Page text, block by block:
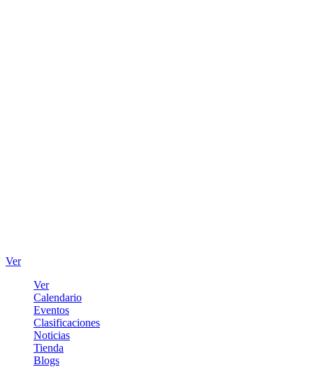
Ver
Ver
Calendario
Eventos
Clasificaciones
Noticias
Tienda
Blogs